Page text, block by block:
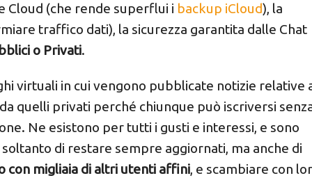
Cloud (che rende superflui i backup iCloud), la
traffico dati), la sicurezza garantita dalle Chat
o Privati.
virtuali in cui vengono pubblicate notizie relative
quelli privati perché chiunque può iscriversi
Ne esistono per tutti i gusti e interessi, e sono
di restare sempre aggiornati, ma anche di
con migliaia di altri utenti affini, e scambiare con